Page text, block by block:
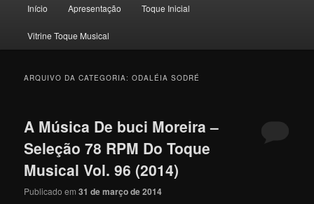
principal
Início Apresentação Toque Inicial
Vitrine Toque Musical
ARQUIVO DA CATEGORIA:ODALÉIA SODRÉ
A Música De buci Moreira –
Seleção 78 RPM Do Toque
Musical Vol. 96 (2014)
Publicado em31 de março de 2014